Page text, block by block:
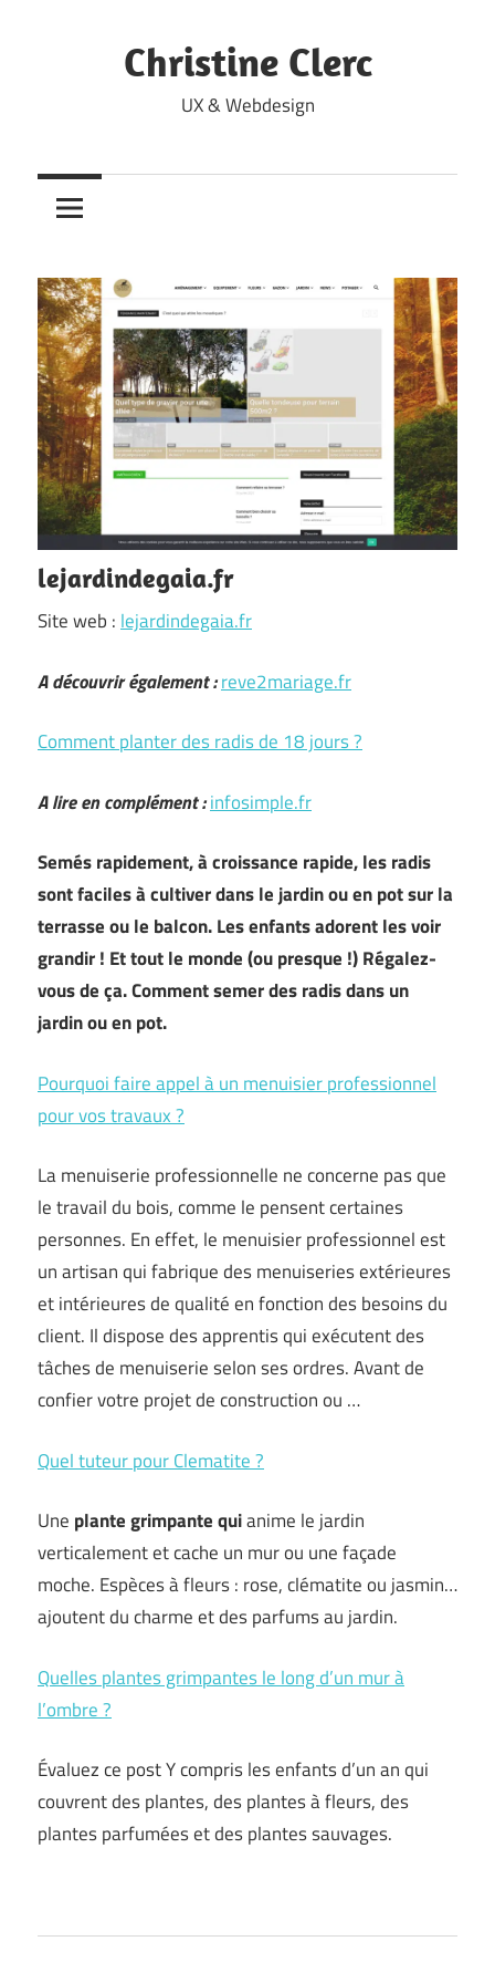
Christine Clerc
UX & Webdesign
lejardindegaia.fr
Site web : lejardindegaia.fr
A découvrir également :reve2mariage.fr
Comment planter des radis de 18 jours ?
A lire en complément :infosimple.fr
Semés rapidement, à croissance rapide, les radis
sont faciles à cultiver dans le jardin ou en pot sur la
terrasse ou le balcon. Les enfants adorent les voir
grandir ! Et tout le monde (ou presque !) Régalez-
vous de ça. Comment semer des radis dans un
jardin ou en pot.
Pourquoi faire appel à un menuisier professionnel
pour vos travaux ?
La menuiserie professionnelle ne concerne pas que
le travail du bois, comme le pensent certaines
personnes. En effet, le menuisier professionnel est
un artisan qui fabrique des menuiseries extérieures
et intérieures de qualité en fonction des besoins du
client. Il dispose des apprentis qui exécutent des
tâches de menuiserie selon ses ordres. Avant de
confier votre projet de construction ou …
Quel tuteur pour Clematite ?
Une plante grimpante quianime le jardin
verticalement et cache un mur ou une façade
moche. Espèces à fleurs : rose, clématite ou jasmin…
ajoutent du charme et des parfums au jardin.
Quelles plantes grimpantes le long d’un mur à
l’ombre ?
Évaluez ce post Y compris les enfants d’un an qui
couvrent des plantes, des plantes à fleurs, des
plantes parfumées et des plantes sauvages.